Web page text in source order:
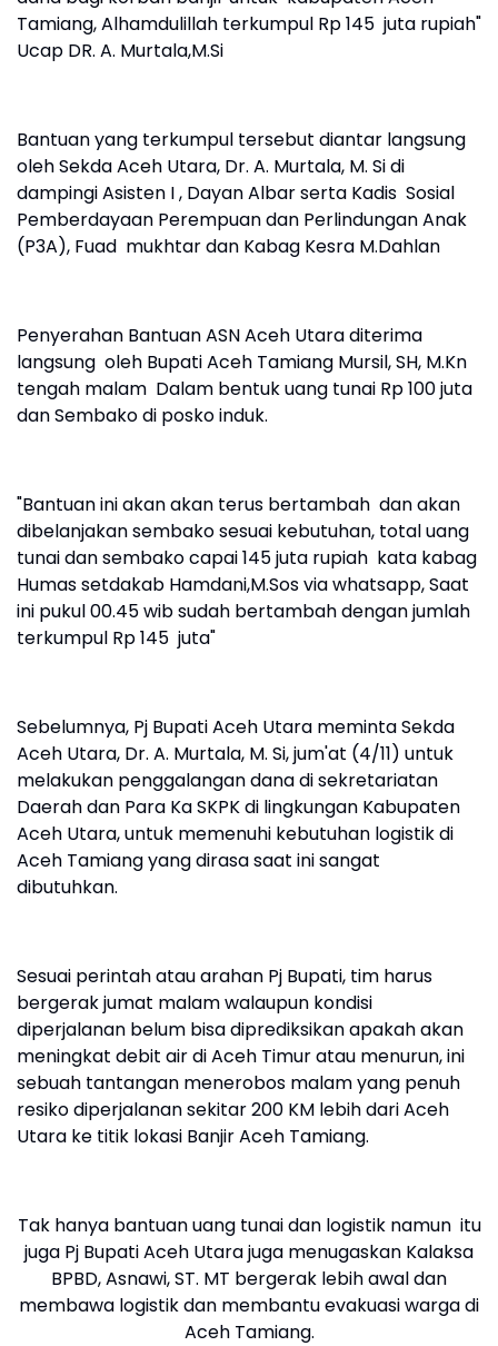
Tamiang, Alhamdulillah terkumpul Rp 145 juta rupiah"
Ucap DR. A. Murtala,M.Si
Bantuan yang terkumpul tersebut diantar langsung
oleh Sekda Aceh Utara, Dr. A. Murtala, M. Si di
dampingi Asisten I , Dayan Albar serta Kadis Sosial
Pemberdayaan Perempuan dan Perlindungan Anak
(P3A), Fuad mukhtar dan Kabag Kesra M.Dahlan
Penyerahan Bantuan ASN Aceh Utara diterima
langsung oleh Bupati Aceh Tamiang Mursil, SH, M.Kn
tengah malam Dalam bentuk uang tunai Rp 100 juta
dan Sembako di posko induk.
"Bantuan ini akan akan terus bertambah dan akan
dibelanjakan sembako sesuai kebutuhan, total uang
tunai dan sembako capai 145 juta rupiah kata kabag
Humas setdakab Hamdani,M.Sos via whatsapp, Saat
ini pukul 00.45 wib sudah bertambah dengan jumlah
terkumpul Rp 145 juta"
Sebelumnya, Pj Bupati Aceh Utara meminta Sekda
Aceh Utara, Dr. A. Murtala, M. Si, jum'at (4/11) untuk
melakukan penggalangan dana di sekretariatan
Daerah dan Para Ka SKPK di lingkungan Kabupaten
Aceh Utara, untuk memenuhi kebutuhan logistik di
Aceh Tamiang yang dirasa saat ini sangat
dibutuhkan.
Sesuai perintah atau arahan Pj Bupati, tim harus
bergerak jumat malam walaupun kondisi
diperjalanan belum bisa diprediksikan apakah akan
meningkat debit air di Aceh Timur atau menurun, ini
sebuah tantangan menerobos malam yang penuh
resiko diperjalanan sekitar 200 KM lebih dari Aceh
Utara ke titik lokasi Banjir Aceh Tamiang.
Tak hanya bantuan uang tunai dan logistik namun itu
juga Pj Bupati Aceh Utara juga menugaskan Kalaksa
BPBD, Asnawi, ST. MT bergerak lebih awal dan
membawa logistik dan membantu evakuasi warga di
Aceh Tamiang.